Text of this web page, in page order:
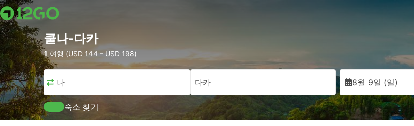
쿨나-다카
1 여행 (USD 144 – USD 198)
쿨나 다카 8월 9일 (일)
숙소 찾기